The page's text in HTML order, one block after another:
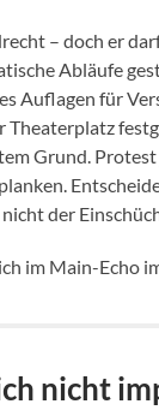
– doch er
Abläufe
Auflagen für
Theaterplatz
Grund.
der
im Main-Echo
nicht